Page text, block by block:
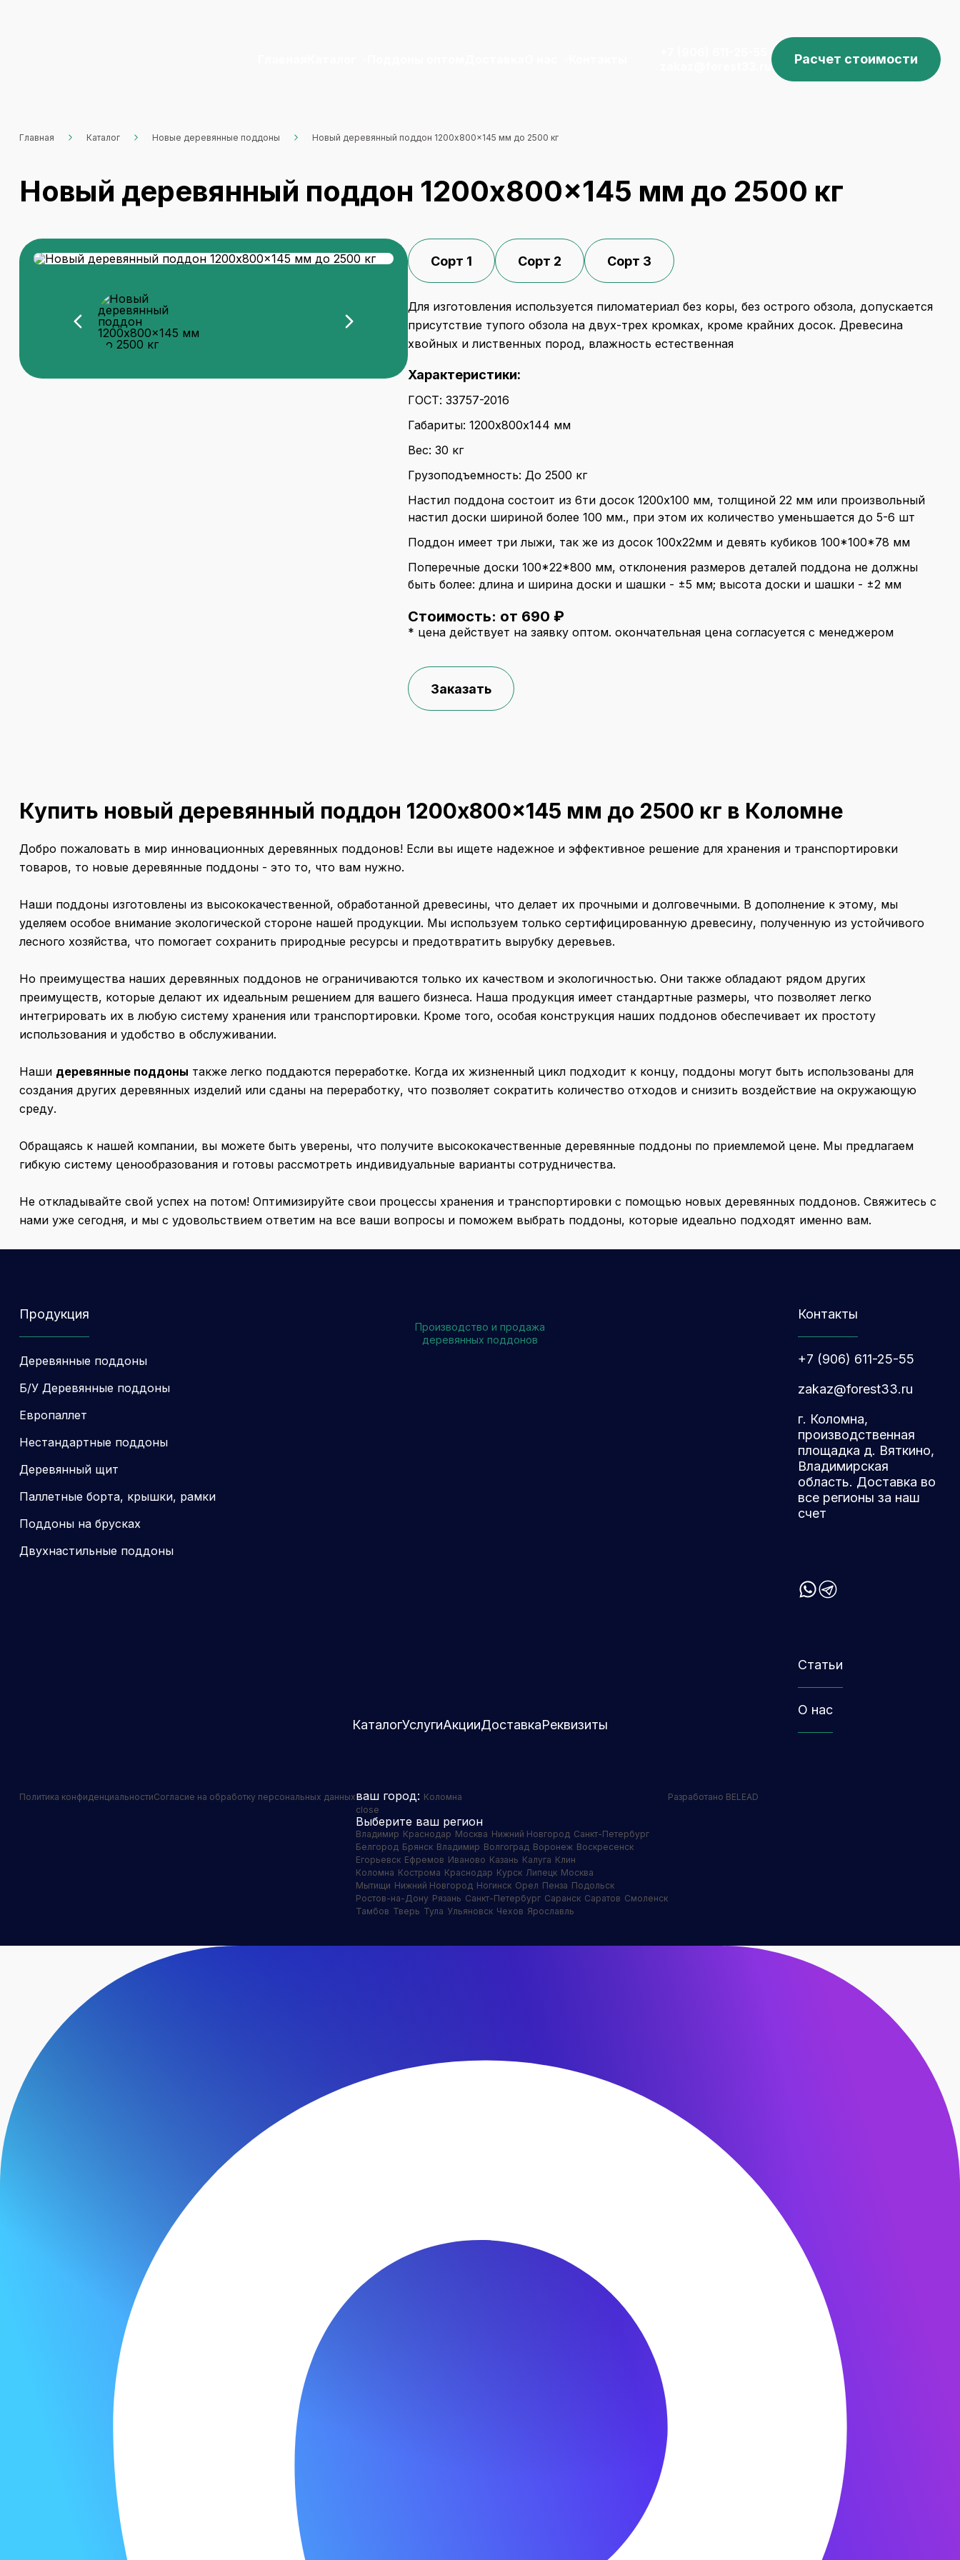
Расчет стоимости
Главная Каталог Новые деревянные поддоны Новый деревянный поддон 1200x800x145 мм до 2500 кг
Новый деревянный поддон 1200x800x145 мм до 2500 кг
Сорт 1 Сорт 2 Сорт 3
Для изготовления используется пиломатериал без коры, без острого обзола, допускается
присутствие тупого обзола на двух-трех кромках, кроме крайних досок. Древесина
хвойных и лиственных пород, влажность естественная
Характеристики:
ГОСТ: 33757-2016
Габариты: 1200х800х144 мм
Вес: 30 кг
Грузоподъемность: До 2500 кг
Настил поддона состоит из 6ти досок 1200x100 мм, толщиной 22 мм или произвольный
настил доски шириной более 100 мм., при этом их количество уменьшается до 5-6 шт
Поддон имеет три лыжи, так же из досок 100x22мм и девять кубиков 100*100*78 мм
Поперечные доски 100*22*800 мм, отклонения размеров деталей поддона не должны
быть более: длина и ширина доски и шашки - ±5 мм; высота доски и шашки - ±2 мм
Стоимость: от 690 ₽
* цена действует на заявку оптом. окончательная цена согласуется с менеджером
Заказать
Купить новый деревянный поддон 1200x800x145 мм до 2500 кг в Коломне
Добро пожаловать в мир инновационных деревянных поддонов! Если вы ищете надежное и эффективное решение для хранения и транспортировки
товаров, то новые деревянные поддоны - это то, что вам нужно.
Наши поддоны изготовлены из высококачественной, обработанной древесины, что делает их прочными и долговечными. В дополнение к этому, мы
уделяем особое внимание экологической стороне нашей продукции. Мы используем только сертифицированную древесину, полученную из устойчивого
лесного хозяйства, что помогает сохранить природные ресурсы и предотвратить вырубку деревьев.
Но преимущества наших деревянных поддонов не ограничиваются только их качеством и экологичностью. Они также обладают рядом других
преимуществ, которые делают их идеальным решением для вашего бизнеса. Наша продукция имеет стандартные размеры, что позволяет легко
интегрировать их в любую систему хранения или транспортировки. Кроме того, особая конструкция наших поддонов обеспечивает их простоту
использования и удобство в обслуживании.
Наши деревянные поддоны также легко поддаются переработке. Когда их жизненный цикл подходит к концу, поддоны могут быть использованы для
создания других деревянных изделий или сданы на переработку, что позволяет сократить количество отходов и снизить воздействие на окружающую
среду.
Обращаясь к нашей компании, вы можете быть уверены, что получите высококачественные деревянные поддоны по приемлемой цене. Мы предлагаем
гибкую систему ценообразования и готовы рассмотреть индивидуальные варианты сотрудничества.
Не откладывайте свой успех на потом! Оптимизируйте свои процессы хранения и транспортировки с помощью новых деревянных поддонов. Свяжитесь с
нами уже сегодня, и мы с удовольствием ответим на все ваши вопросы и поможем выбрать поддоны, которые идеально подходят именно вам.
Производство и продажа
деревянных поддонов
КаталогУслугиАкцииДоставкаРеквизиты
Продукция
Деревянные поддоны
Б/У Деревянные поддоны
Европаллет
Нестандартные поддоны
Деревянный щит
Паллетные борта, крышки, рамки
Поддоны на брусках
Двухнастильные поддоны
Контакты
+7 (906) 611-25-55
zakaz@forest33.ru
г. Коломна,
производственная
площадка д. Вяткино,
Владимирская
область. Доставка во
все регионы за наш
счет
Статьи
О нас
Политика конфиденциальностиСогласие на обработку персональных данныхваш город: Коломна
close
Выберите ваш регион
Владимир Краснодар Москва Нижний Новгород Санкт-Петербург
Белгород Брянск Владимир Волгоград Воронеж Воскресенск
Егорьевск Ефремов Иваново Казань Калуга Клин
Коломна Кострома Краснодар Курск Липецк Москва
Мытищи Нижний Новгород Ногинск Орел Пенза Подольск
Ростов-на-Дону Рязань Санкт-Петербург Саранск Саратов Смоленск
Тамбов Тверь Тула Ульяновск Чехов Ярославль
Разработано BELEAD